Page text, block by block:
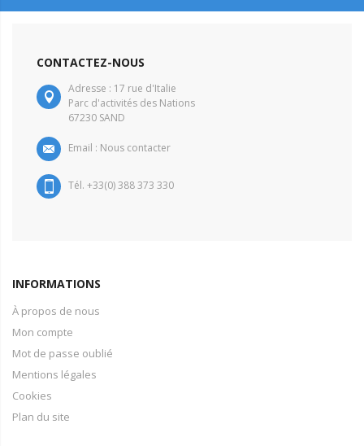
CONTACTEZ-NOUS
Adresse : 17 rue d'Italie
Parc d'activités des Nations
67230 SAND
Email : Nous contacter
Tél. +33(0) 388 373 330
INFORMATIONS
À propos de nous
Mon compte
Mot de passe oublié
Mentions légales
Cookies
Plan du site